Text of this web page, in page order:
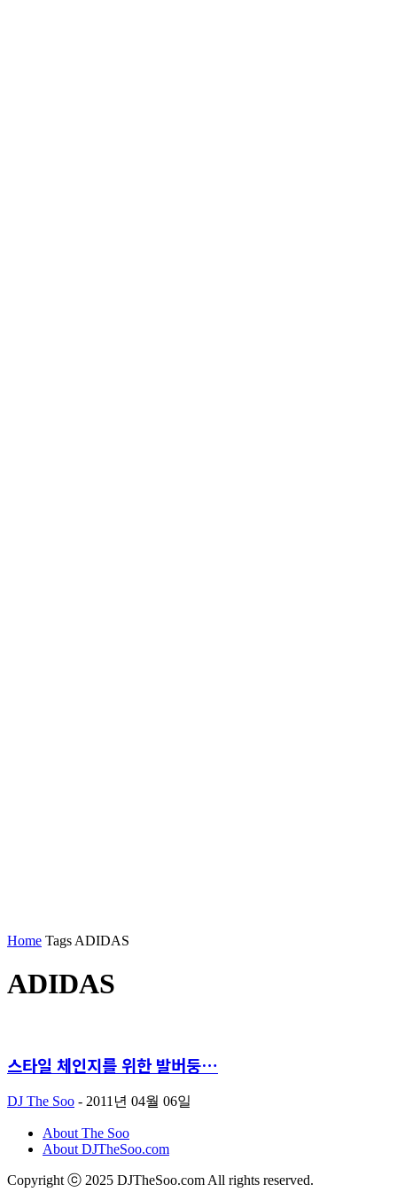
Home Tags ADIDAS
ADIDAS
스타일 체인지를 위한 발버둥…
DJ The Soo - 2011년 04월 06일
About The Soo
About DJTheSoo.com
Copyright ⓒ 2025 DJTheSoo.com All rights reserved.